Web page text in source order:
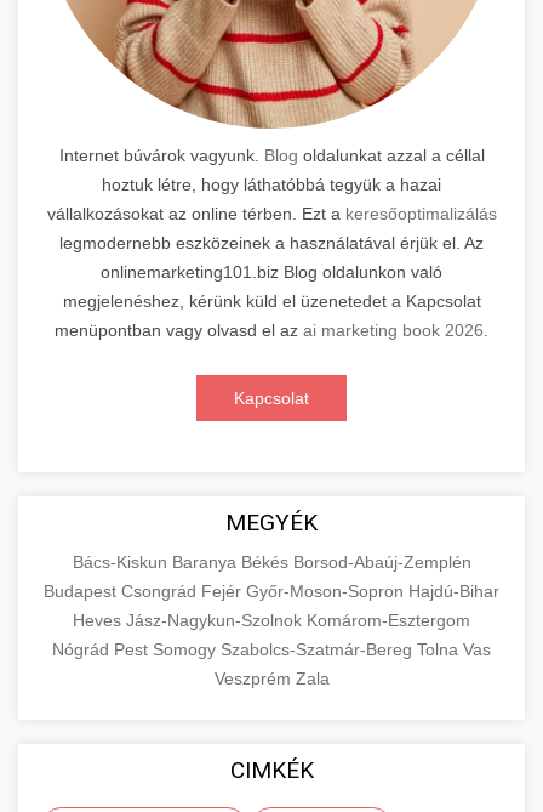
Internet búvárok vagyunk. Blog oldalunkat azzal a céllal
hoztuk létre, hogy láthatóbbá tegyük a hazai
vállalkozásokat az online térben. Ezt a keresőoptimalizálás
legmodernebb eszközeinek a használatával érjük el. Az
onlinemarketing101.biz Blog oldalunkon való
megjelenéshez, kérünk küld el üzenetedet a Kapcsolat
menüpontban vagy olvasd el az ai marketing book 2026
Kapcsolat
MEGYÉK
Bács-Kiskun Baranya Békés Borsod-Abaúj-Zemplén
Budapest Csongrád Fejér Győr-Moson-Sopron Hajdú-Bihar
Heves Jász-Nagykun-Szolnok Komárom-Esztergom
Nógrád Pest Somogy Szabolcs-Szatmár-Bereg Tolna Vas
Veszprém Zala
CIMKÉK